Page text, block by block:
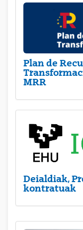
Plan de
MRR
Deialdiak,
kontratuak